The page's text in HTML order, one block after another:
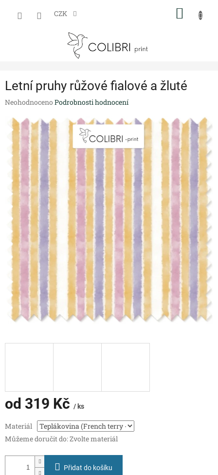
CZK
Letní pruhy růžové fialové a žluté
Průměrné
produktu
hvězdiček.
Neohodnoceno Podrobnosti hodnocení
od 319 Kč / ks
cena:
Materiál
Můžeme doručit do:Zvolte materiál
Přidat do košíku